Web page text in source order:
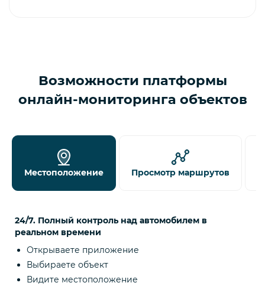
Возможности платформы
онлайн-мониторинга объектов
Местоположение Просмотр маршрутов
24/7. Полный контроль над автомобилем в
реальном времени
Открываете приложение
Выбираете объект
Видите местоположение